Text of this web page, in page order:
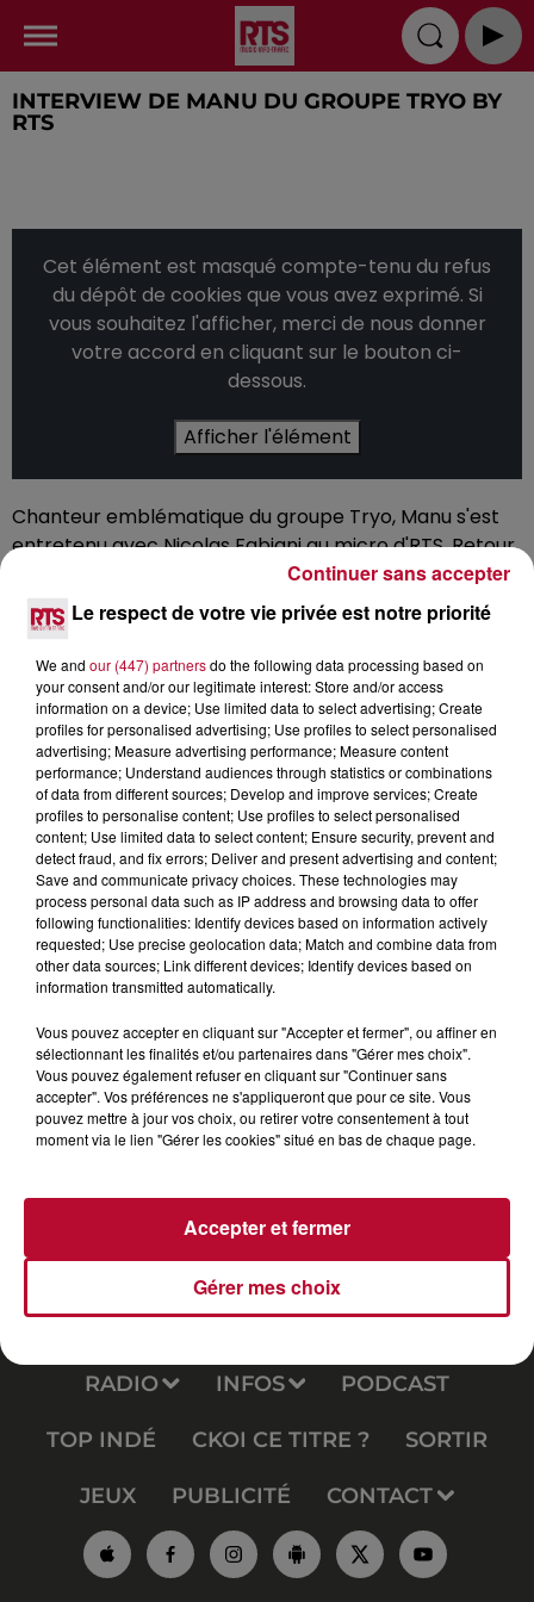
INTERVIEW DE MANU DU GROUPE TRYO BY
RTS
Cet élément est masqué compte-tenu du refus
du dépôt de cookies que vous avez exprimé. Si
vous souhaitez l'afficher, merci de nous donner
votre accord en cliquant sur le bouton ci-
dessous.
Afficher l'élément
Chanteur emblématique du groupe Tryo, Manu s'est
entretenu avec Nicolas Fabiani au micro d'RTS. Retour
sur plus de 20 ans de carrière d'un groupe devenu en
quelques années l'un des groupes les plus populaire de
France.
RADIO INFOS PODCAST
TOP INDÉ CKOI CE TITRE ? SORTIR
JEUX PUBLICITÉ CONTACT
Le respect de votre vie privée est notre priorité
We and our (447) partnersdo the following data processing based on
your consent and/or our legitimate interest: Store and/or access
information on a device; Use limited data to select advertising; Create
profiles for personalised advertising; Use profiles to select personalised
advertising; Measure advertising performance; Measure content
performance; Understand audiences through statistics or combinations
of data from different sources; Develop and improve services; Create
profiles to personalise content; Use profiles to select personalised
content; Use limited data to select content; Ensure security, prevent and
detect fraud, and fix errors; Deliver and present advertising and content;
Save and communicate privacy choices. These technologies may
process personal data such as IP address and browsing data to offer
following functionalities: Identify devices based on information actively
requested; Use precise geolocation data; Match and combine data from
other data sources; Link different devices; Identify devices based on
information transmitted automatically.
Vous pouvez accepter en cliquant sur "Accepter et fermer", ou affiner en
sélectionnant les finalités et/ou partenaires dans "Gérer mes choix".
Vous pouvez également refuser en cliquant sur "Continuer sans
accepter". Vos préférences ne s'appliqueront que pour ce site. Vous
pouvez mettre à jour vos choix, ou retirer votre consentement à tout
moment via le lien "Gérer les cookies" situé en bas de chaque page.
Gérer mes choix
Accepter et fermer
Continuer sans accepter